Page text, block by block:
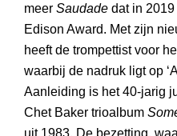
meer Saudade dat in
Edison Award. Met zijn
heeft de trompettist voor
waarbij de nadruk ligt op
Aanleiding is het 40-jarig
Chet Baker trioalbum
uit 1983. De bezetting,